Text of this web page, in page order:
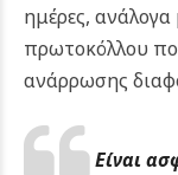
ημέρες,
πρωτοκόλλου
ανάρρωσης
Είναι